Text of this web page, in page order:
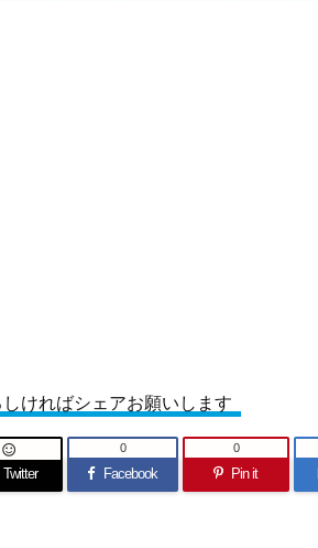
しければシェアお願いします
Twitter

Facebook
0
Pin it
0